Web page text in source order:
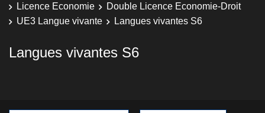
Licence Economie
Double Licence Economie-Droit
UE3 Langue vivante
Langues vivantes S6
Langues vivantes S6